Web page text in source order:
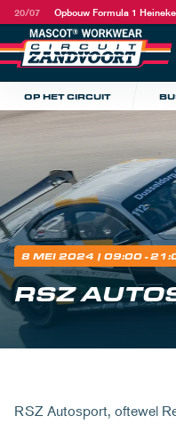
20/07 Opbouw Formula 1
OP HET CIRCUIT
8 MEI 2024 | 09:00 -
RSZ
RSZ Autosport, oftewel